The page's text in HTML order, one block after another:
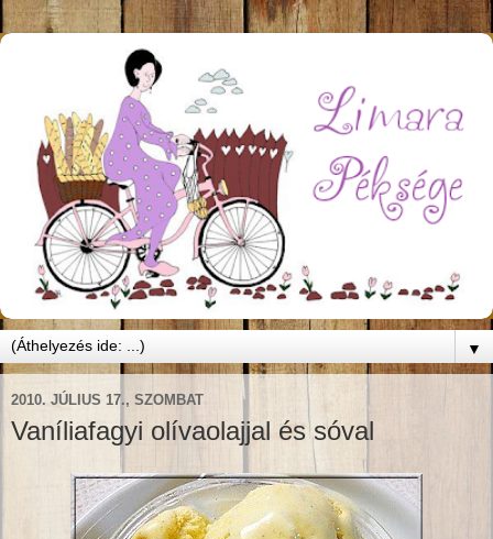
▼
2010. JÚLIUS 17., SZOMBAT
Vaníliafagyi olívaolajjal és sóval